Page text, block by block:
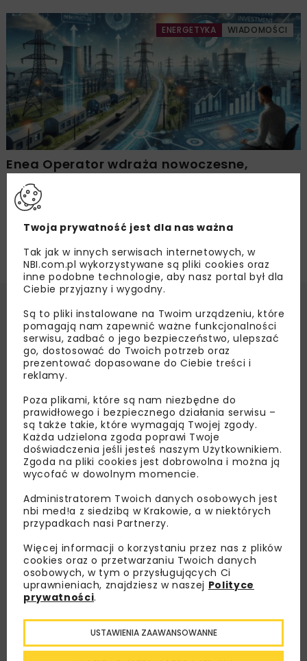
ENERGETYKA WIADOMOŚCI
Enea Operator wdraża nowoczesne,
autorskie narzędzie do wsparcia procesu
planowania inwestycji
Lubisz wiedzieć więcej?
Zapisz się do newslettera aby otrzymywać od
nas najlepsze informacje branżowe,
zaproszenia na wydarzenia, atrakcyjne oferty i
Twoja prywatność jest dla nas ważna
Tak jak w innych serwisach internetowych, w
NBI.com.pl wykorzystywane są pliki cookies oraz
inne podobne technologie, aby nasz portal był dla
Ciebie przyjazny i wygodny.
Są to pliki instalowane na Twoim urządzeniu, które
pomagają nam zapewnić ważne funkcjonalności
serwisu, zadbać o jego bezpieczeństwo, ulepszać
go, dostosować do Twoich potrzeb oraz
prezentować dopasowane do Ciebie treści i
reklamy.
Poza plikami, które są nam niezbędne do
prawidłowego i bezpiecznego działania serwisu –
są także takie, które wymagają Twojej zgody.
Każda udzielona zgoda poprawi Twoje
doświadczenia jeśli jesteś naszym Użytkownikiem.
Zgoda na pliki cookies jest dobrowolna i można ją
wycofać w dowolnym momencie.
Administratorem Twoich danych osobowych jest
nbi med!a z siedzibą w Krakowie, a w niektórych
przypadkach nasi Partnerzy.
Więcej informacji o korzystaniu przez nas z plików
cookies oraz o przetwarzaniu Twoich danych
osobowych, w tym o przysługujących Ci
uprawnieniach, znajdziesz w naszej Polityce
prywatności.
USTAWIENIA ZAAWANSOWANNE